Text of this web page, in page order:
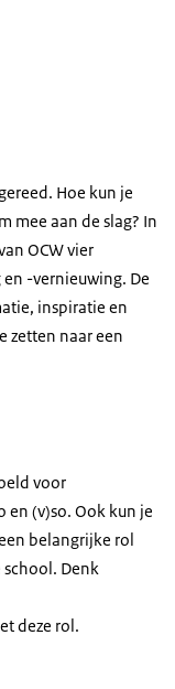
Hoe kun je
mee aan de slag? In
OCW vier
-vernieuwing. De
inspiratie en
zetten naar een
voor
en (v)so. Ook kun je
belangrijke rol
Denk
deze rol.